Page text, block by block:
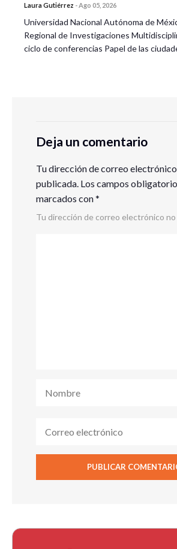
Laura Gutiérrez -Ago 05, 2026
Universidad Nacional Autónoma de
Regional de Investigaciones
ciclo de conferencias Papel de las
Deja un comentario
Tu dirección de correo
publicada. Los campos
marcados con*
Tu dirección de correo electrónico no